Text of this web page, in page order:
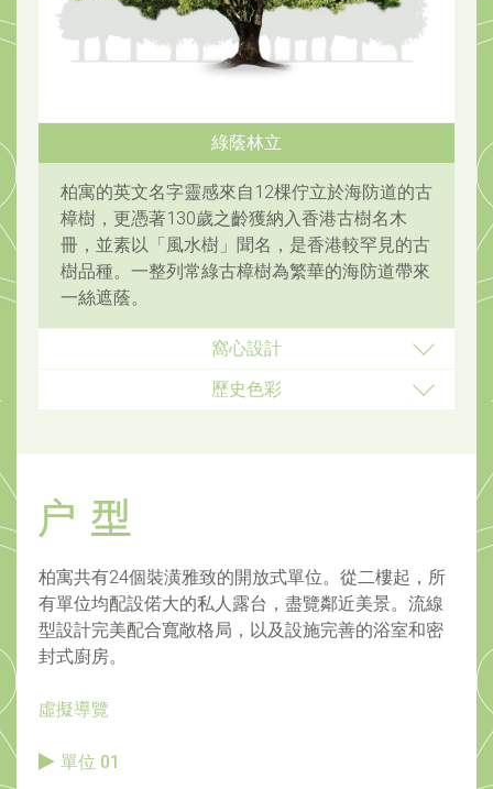
綠蔭林立
柏寓的英文名字靈感來自12棵佇立於海防道的古
樟樹，更憑著130歲之齡獲納入香港古樹名木
冊，並素以「風水樹」聞名，是香港較罕見的古
樹品種。一整列常綠古樟樹為繁華的海防道帶來
一絲遮蔭。
窩心設計
歷史色彩
柏寓共有24個裝潢雅致的開放式單位。從二樓起，所
有單位均配設偌大的私人露台，盡覽鄰近美景。流線
型設計完美配合寬敞格局，以及設施完善的浴室和密
封式廚房。
虛擬導覽
單位 01